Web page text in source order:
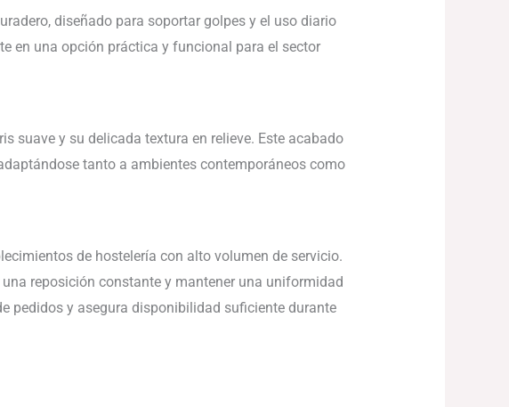
diseñado para soportar golpes y el uso diario
en una opción práctica y funcional para el sector
suave y su delicada textura en relieve. Este acabado
tanto a ambientes contemporáneos como
de hostelería con alto volumen de servicio.
reposición constante y mantener una uniformidad
pedidos y asegura disponibilidad suficiente durante